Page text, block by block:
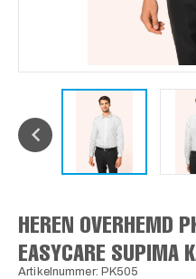
HEREN OVERHEMD
EASYCARE SUPIMA
Artikelnummer: PK505